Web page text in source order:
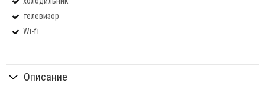
телевизор
Wi-fi
Описание